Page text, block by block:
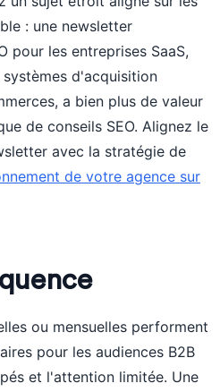
: une newsletter
pour les entreprises SaaS,
d'acquisition
a bien plus de valeur
de conseils SEO. Alignez le
avec la stratégie de
de votre agence sur
ou mensuelles performent
pour les audiences B2B
et l'attention limitée. Une